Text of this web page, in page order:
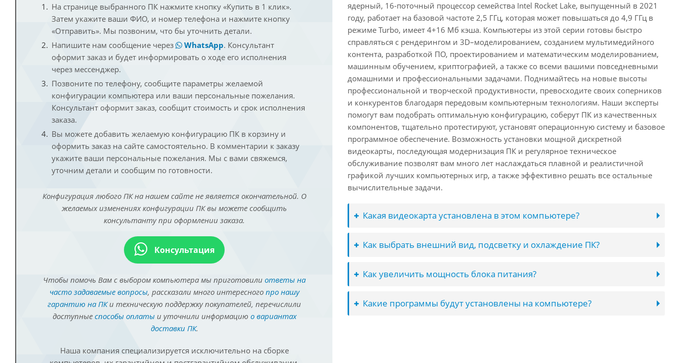
На странице выбранного ПК нажмите кнопку «Купить в 1 клик».
Затем укажите ваши ФИО, и номер телефона и нажмите кнопку
«Отправить». Мы позвоним, что бы уточнить детали.
Напишите нам сообщение через
WhatsApp. Консультант
оформит заказ и будет информировать о ходе его исполнения
через мессенджер.
Позвоните по телефону, сообщите параметры желаемой
конфигурации компьютера или ваши персональные пожелания.
Консультант оформит заказ, сообщит стоимость и срок исполнения
заказа.
Вы можете добавить желаемую конфигурацию ПК в корзину и
оформить заказ на сайте самостоятельно. В комментарии к заказу
укажите ваши персональные пожелания. Мы с вами свяжемся,
уточним детали и сообщим по готовности.
Конфигурация любого ПК на нашем сайте не является окончательной. О
желаемых изменениях конфигурации ПК вы можете сообщить
консультанту при оформлении заказа.
Консультация
Чтобы помочь Вам с выбором компьютера мы приготовили ответы на
часто задаваемые вопросы, рассказали много интересного про нашу
гарантию на ПКи техническую поддержку покупателей, перечислили
доступные способы оплатыи уточнили информацию о вариантах
доставки ПК.
Наша компания специализируется исключительно на сборке
ядерный, 16-поточный процессор семейства Intel Rocket Lake, выпущенный в 2021
году, работает на базовой частоте 2,5 ГГц, которая может повышаться до 4,9 ГГц в
режиме Turbo, имеет 4+16 Мб кэша. Компьютеры из этой серии готовы быстро
справляться с рендерингом и 3D–моделированием, созданием мультимедийного
контента, разработкой ПО, проектированием и математическим моделированием,
машинным обучением, криптографией, а также со всеми вашими повседневными
домашними и профессиональными задачами. Поднимайтесь на новые высоты
профессиональной и творческой продуктивности, превосходите своих соперников
и конкурентов благодаря передовым компьютерным технологиям. Наши эксперты
помогут вам подобрать оптимальную конфигурацию, соберут ПК из качественных
компонентов, тщательно протестируют, установят операционную систему и базовое
программное обеспечение. Возможность установки мощной дискретной
видеокарты, последующая модернизация ПК и регулярное техническое
обслуживание позволят вам много лет наслаждаться плавной и реалистичной
графикой лучших компьютерных игр, а также эффективно решать все остальные
вычислительные задачи.
Какая видеокарта установлена в этом компьютере?
Как выбрать внешний вид, подсветку и охлаждение ПК?
Как увеличить мощность блока питания?
Какие программы будут установлены на компьютере?